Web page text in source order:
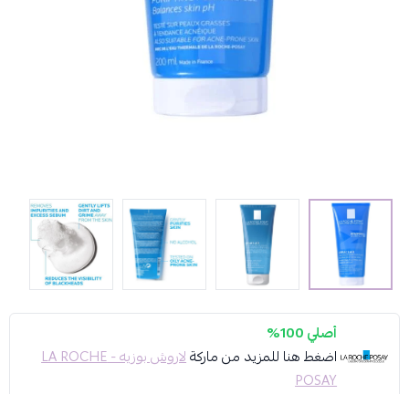
أصلي 100%
اضغط هنا للمزيد من ماركة
لاروش بوزيه - LA ROCHE
POSAY